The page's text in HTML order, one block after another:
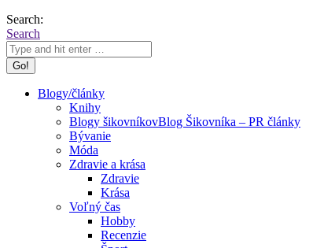
Search:
Search
Blogy/články
Knihy
Blogy šikovníkovBlog Šikovníka – PR články
Bývanie
Móda
Zdravie a krása
Zdravie
Krása
Voľný čas
Hobby
Recenzie